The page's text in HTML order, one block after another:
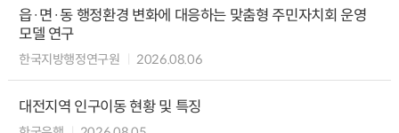
읍·면·동 행정환경 변화에 대응하는 맞춤형 주민자치회 운영
모델 연구
한국지방행정연구원 2026.08.06
대전지역 인구이동 현황 및 특징